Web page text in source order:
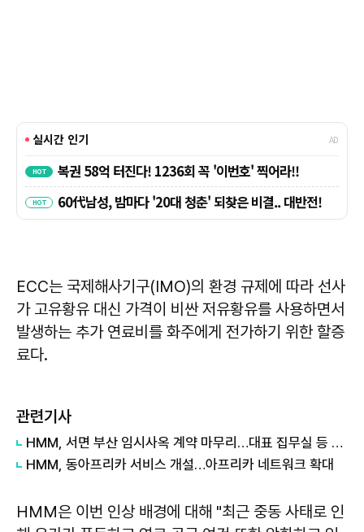
ECC는 국제해사기구(IMO)의 환경 규제에 따라 선사
가 고유황유 대신 가격이 비싼 저유황유를 사용하면서
발생하는 추가 연료비를 화주에게 전가하기 위한 할증
료다.
관련기사
HMM, 서면 부산 임시사옥 계약 마무리…대표 집무실 등 10월 순차 이전
HMM, 동아프리카 서비스 개설…아프리카 네트워크 확대
HMM은 이번 인상 배경에 대해 "최근 중동 사태로 인